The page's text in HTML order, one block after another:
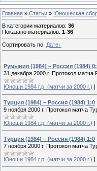
Главная » Статьи » Юношеская
В категории материалов: 36
Показано материалов: 1-36
Сортировать по: Дате
Румыния (1984) – Россия (1984)
31 декабря 2000 г. Протокол
Юноши 1984 г.р. (матчи за 2000 г.)
Турция (1984) – Россия (1984) 1:0
9 ноября 2000 г. Протокол матча
Юноши 1984 г.р. (матчи за 2000 г.) |
Турция (1984) – Россия (1984) 1:0
7 ноября 2000 г. Протокол матча
Юноши 1984 г.р. (матчи за 2000 г.) |